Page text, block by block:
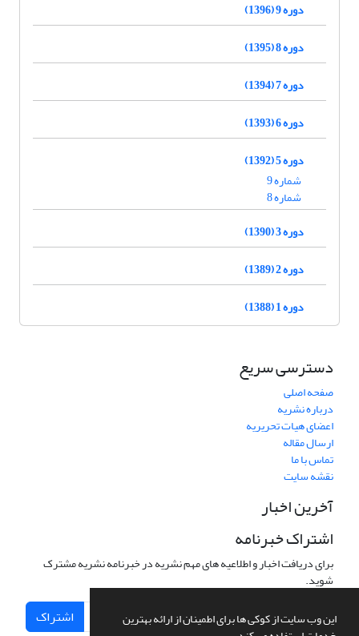
این وب سایت از کوکی ها برای اطمینان از ارائه بهترین
دوره 9 (1396)
دوره 8 (1395)
دوره 7 (1394)
دوره 6 (1393)
دوره 5 (1392)
شماره 9
شماره 8
دوره 3 (1390)
دوره 2 (1389)
دوره 1 (1388)
دسترسی سریع
صفحه اصلی
درباره نشریه
اعضای هیات تحریریه
ارسال مقاله
تماس با ما
نقشه سایت
آخرین اخبار
اشتراک خبرنامه
برای دریافت اخبار و اطلاعیه های مهم نشریه در خبرنامه نشریه مشترک
شوید.
اشتراک